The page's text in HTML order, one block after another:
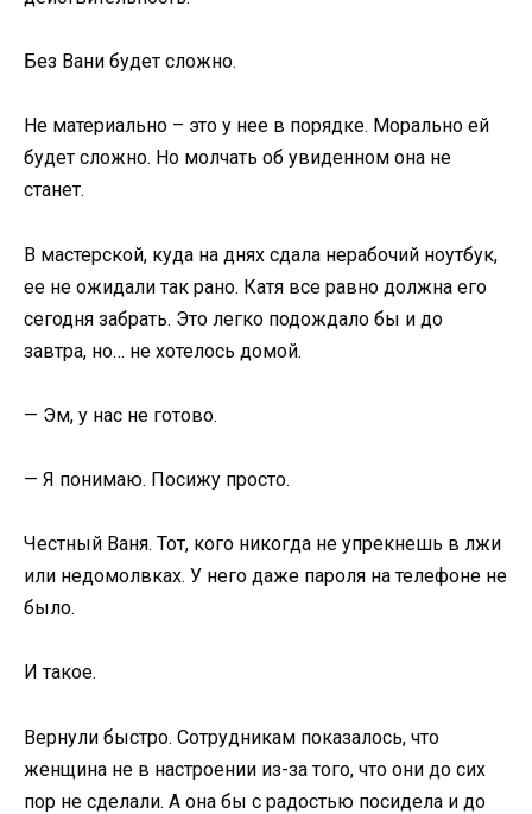
Без Вани будет сложно.
Не материально – это у нее в порядке. Морально ей
будет сложно. Но молчать об увиденном она не
станет.
В мастерской, куда на днях сдала нерабочий ноутбук,
ее не ожидали так рано. Катя все равно должна его
сегодня забрать. Это легко подождало бы и до
завтра, но… не хотелось домой.
— Эм, у нас не готово.
— Я понимаю. Посижу просто.
Честный Ваня. Тот, кого никогда не упрекнешь в лжи
или недомолвках. У него даже пароля на телефоне не
было.
И такое.
Вернули быстро. Сотрудникам показалось, что
женщина не в настроении из-за того, что они до сих
пор не сделали. А она бы с радостью посидела и до